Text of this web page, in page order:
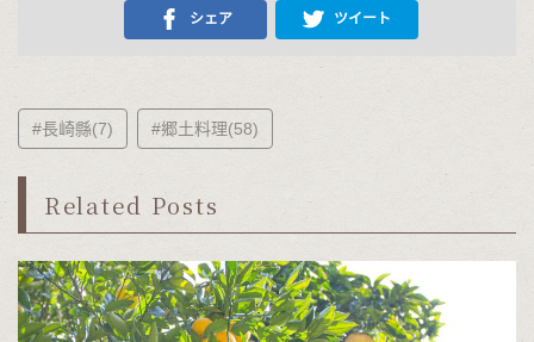
シェア ツイート
#長崎縣(7) #郷土料理(58)
Related Posts